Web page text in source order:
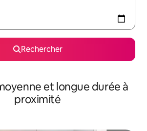
Rechercher
et longue durée à
proximité